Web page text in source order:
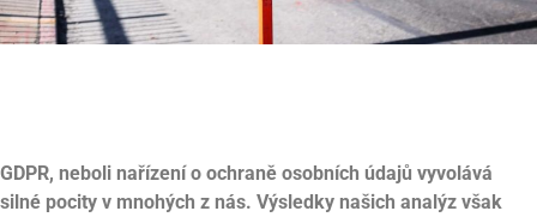
GDPR, neboli nařízení o ochraně osobních údajů vyvolává
silné pocity v mnohých z nás. Výsledky našich analýz však